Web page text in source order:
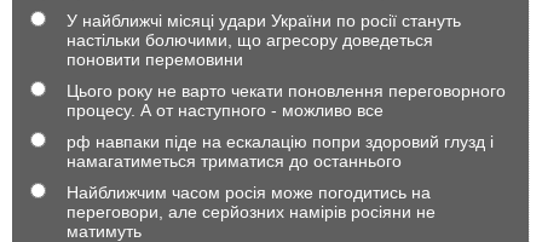
У найближчі місяці удари України по росії стануть
настільки болючими, що агресору доведеться
поновити перемовини
Цього року не варто чекати поновлення переговорного
процесу. А от наступного - можливо все
рф навпаки піде на ескалацію попри здоровий глузд і
намагатиметься триматися до останнього
Найближчим часом росія може погодитись на
переговори, але серйозних намірів росіяни не
матимуть